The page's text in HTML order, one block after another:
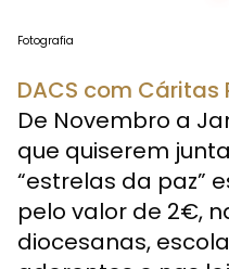
Fotografia
DACS com Cáritas
De Novembro a
que quiserem
“estrelas da paz”
pelo valor de 2€,
diocesanas,